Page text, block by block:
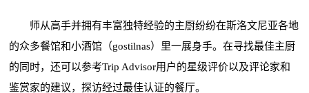
师从高手并拥有丰富独特经验的主厨纷纷在斯洛文尼亚各地
的众多餐馆和小酒馆（gostilnas）里一展身手。在寻找最佳主厨
的同时，还可以参考Trip Advisor用户的星级评价以及评论家和
鉴赏家的建议，探访经过最佳认证的餐厅。